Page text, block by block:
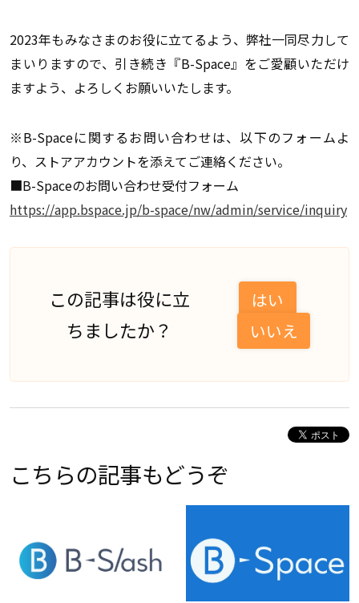
2023年もみなさまのお役に立てるよう、弊社一同尽力して
まいりますので、引き続き『B-Space』をご愛顧いただけ
ますよう、よろしくお願いいたします。
※B-Spaceに関するお問い合わせは、以下のフォームよ
り、ストアアカウントを添えてご連絡ください。
■B-Spaceのお問い合わせ受付フォーム
https://app.bspace.jp/b-space/nw/admin/service/inquiry
この記事は役に立
ちましたか？
はい
いいえ
こちらの記事もどうぞ